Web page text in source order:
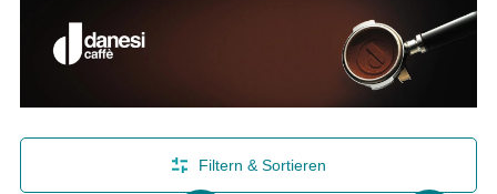
Filtern & Sortieren